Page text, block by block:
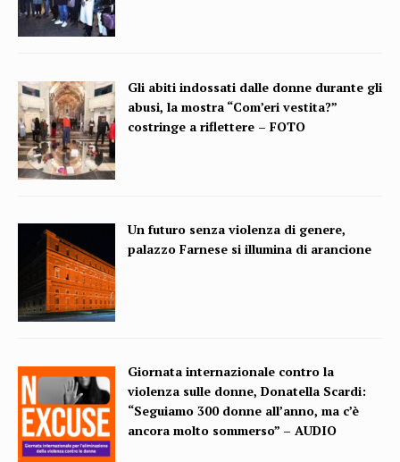
Gli abiti indossati dalle donne durante gli
abusi, la mostra “Com’eri vestita?”
costringe a riflettere – FOTO
Un futuro senza violenza di genere,
palazzo Farnese si illumina di arancione
Giornata internazionale contro la
violenza sulle donne, Donatella Scardi:
“Seguiamo 300 donne all’anno, ma c’è
ancora molto sommerso” – AUDIO